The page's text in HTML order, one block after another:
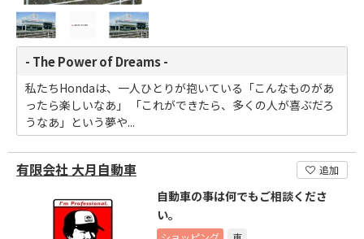
- The Power of Dreams -
私たちHondaは、一人ひとりが抱いている「こんなものがあ
ったら楽しいなあ」 「これができたら、多くの人が喜ぶだろ
うなあ」という夢や...
有限会社 大月自動車 追加
自動車の事は何でもご相談くださ
い。